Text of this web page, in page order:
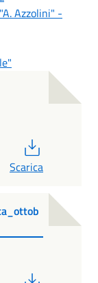
Azzolini" -
Scarica